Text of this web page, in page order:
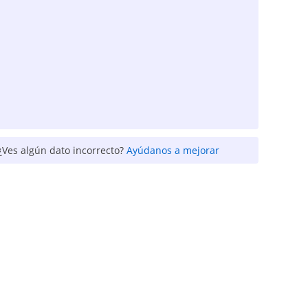
algún dato incorrecto?Ayúdanos a mejorar